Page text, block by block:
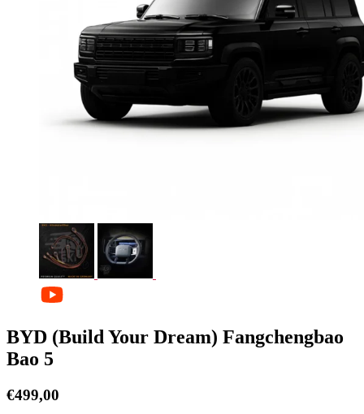
BYD (Build Your Dream) Fangchengbao
Bao 5
€499,00